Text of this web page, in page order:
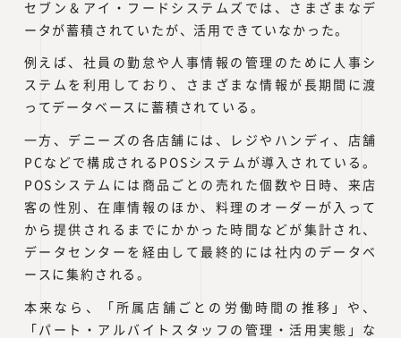
セブン＆アイ・フードシステムズでは、さまざまなデ
ータが蓄積されていたが、活用できていなかった。
例えば、社員の勤怠や人事情報の管理のために人事シ
ステムを利用しており、さまざまな情報が長期間に渡
ってデータベースに蓄積されている。
一方、デニーズの各店舗には、レジやハンディ、店舗
PCなどで構成されるPOSシステムが導入されている。
POSシステムには商品ごとの売れた個数や日時、来店
客の性別、在庫情報のほか、料理のオーダーが入って
から提供されるまでにかかった時間などが集計され、
データセンターを経由して最終的には社内のデータベ
ースに集約される。
本来なら、「所属店舗ごとの労働時間の推移」や、
「パート・アルバイトスタッフの管理・活用実態」な